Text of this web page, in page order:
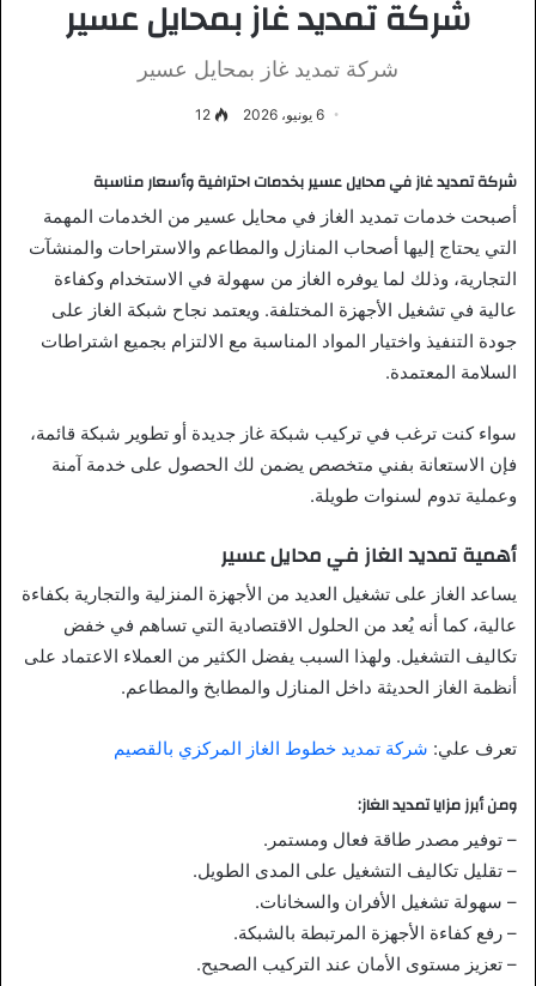
شركة تمديد غاز بمحايل عسير
شركة تمديد غاز بمحايل عسير
6 يونيو، 2026 12
شركة تمديد غاز في محايل عسير بخدمات احترافية وأسعار مناسبة
أصبحت خدمات تمديد الغاز في محايل عسير من الخدمات المهمة
التي يحتاج إليها أصحاب المنازل والمطاعم والاستراحات والمنشآت
التجارية، وذلك لما يوفره الغاز من سهولة في الاستخدام وكفاءة
عالية في تشغيل الأجهزة المختلفة. ويعتمد نجاح شبكة الغاز على
جودة التنفيذ واختيار المواد المناسبة مع الالتزام بجميع اشتراطات
السلامة المعتمدة.
سواء كنت ترغب في تركيب شبكة غاز جديدة أو تطوير شبكة قائمة،
فإن الاستعانة بفني متخصص يضمن لك الحصول على خدمة آمنة
وعملية تدوم لسنوات طويلة.
أهمية تمديد الغاز في محايل عسير
يساعد الغاز على تشغيل العديد من الأجهزة المنزلية والتجارية بكفاءة
عالية، كما أنه يُعد من الحلول الاقتصادية التي تساهم في خفض
تكاليف التشغيل. ولهذا السبب يفضل الكثير من العملاء الاعتماد على
أنظمة الغاز الحديثة داخل المنازل والمطابخ والمطاعم.
تعرف علي: شركة تمديد خطوط الغاز المركزي بالقصيم
ومن أبرز مزايا تمديد الغاز:
– توفير مصدر طاقة فعال ومستمر.
– تقليل تكاليف التشغيل على المدى الطويل.
– سهولة تشغيل الأفران والسخانات.
– رفع كفاءة الأجهزة المرتبطة بالشبكة.
– تعزيز مستوى الأمان عند التركيب الصحيح.